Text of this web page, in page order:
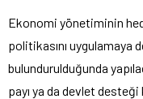
Ekonomi yönetiminin
politikasını uygulamaya
bulundurulduğunda
payı ya da devlet